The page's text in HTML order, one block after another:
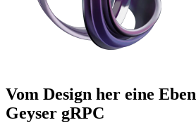
Vom Design her eine
Geyser gRPC